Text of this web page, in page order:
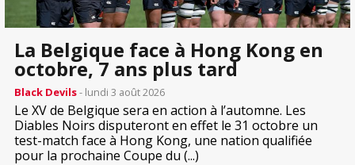
La Belgique face à Hong Kong en
octobre, 7 ans plus tard
Black Devils- lundi 3 août 2026
Le XV de Belgique sera en action à l’automne. Les
Diables Noirs disputeront en effet le 31 octobre un
test-match face à Hong Kong, une nation qualifiée
pour la prochaine Coupe du (...)